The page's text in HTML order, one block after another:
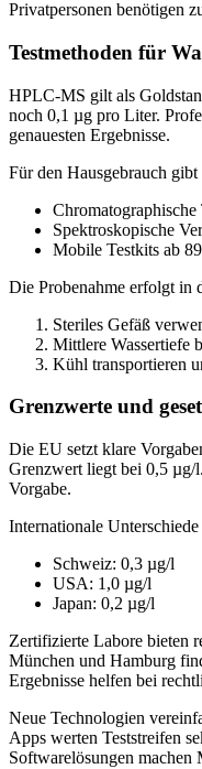
Privatpersonen benötigen
Testmethoden für
HPLC-MS gilt als
noch 0,1 µg pro Liter.
genauesten Ergebnisse.
Für den Hausgebrauch
Chromatographische
Spektroskopische
Mobile Testkits ab
Die Probenahme erfolgt in
Steriles Gefäß
Mittlere Wassertiefe
Kühl transportieren
Grenzwerte und
Die EU setzt klare
Grenzwert liegt bei 0,5 µg/
Vorgabe.
Internationale
Schweiz: 0,3 µg/l
USA: 1,0 µg/l
Japan: 0,2 µg/l
Zertifizierte Labore bieten
München und Hamburg
Ergebnisse helfen bei
Neue Technologien
Apps werten Teststreifen
Softwarelösungen